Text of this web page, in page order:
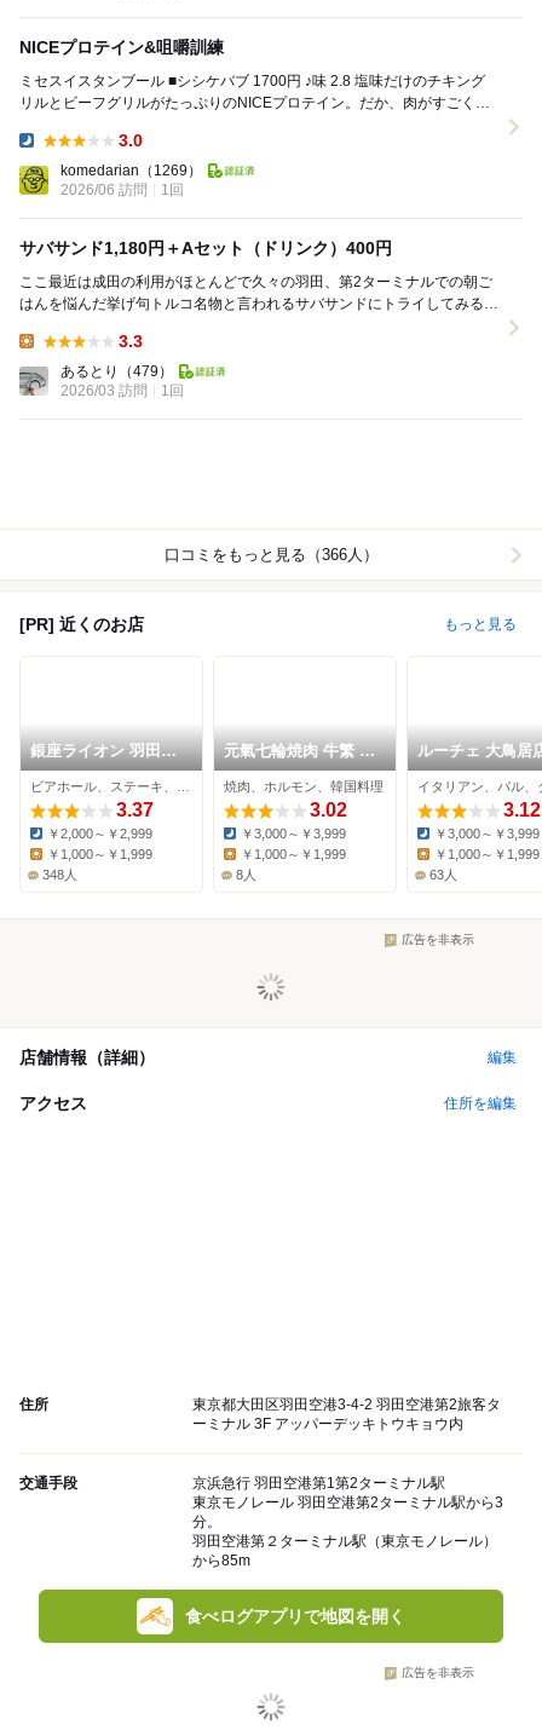
NICEプロテイン&咀嚼訓練
ミセスイスタンブール ■シシケバブ 1700円 ♪味 2.8 塩味だけのチキング
リルとビーフグリルがたっぷりのNICEプロテイン。だか、肉がすごく硬
3.0
komedarian （1269）
2026/06 訪問
1回
サバサンド1,180円＋Aセット（ドリンク）400円
ここ最近は成田の利用がほとんどで久々の羽田、第2ターミナルでの朝ご
はんを悩んだ挙げ句トルコ名物と言われるサバサンドにトライしてみるこ
3.3
あるとり
（479）
2026/03 訪問
1回
口コミをもっと見る（366人）
[PR] 近くのお店 もっと見る
銀座ライオン 羽田空
港店
3.37
Dinner:
￥2,000～￥2,999
￥1,000～￥1,999
348人
元氣七輪焼肉 牛繁 糀
谷店
焼肉、ホルモン、韓国料理
3.02
Dinner:
￥3,000～￥3,999
Lunch:
￥1,000～￥1,999
8人
ルーチェ 大鳥居
3.12
Dinner:
￥3,000～￥3,999
Lunch:
￥1,000～￥1,999
63人
広告を非表示
店舗情報（詳細） 編集
アクセス 住所を編集
住所
東京都大田区羽田空港3-4-2 羽田空港第2旅客タ
ーミナル 3F アッパーデッキトウキョウ内
交通手段
京浜急行 羽田空港第1第2ターミナル駅
東京モノレール 羽田空港第2ターミナル駅から3
分。
羽田空港第２ターミナル駅（東京モノレール）
から85m
食べログアプリで地図を開く
広告を非表示